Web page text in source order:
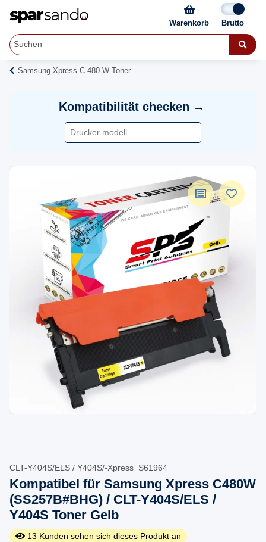
Warenkorb
Samsung Xpress C 480 W Toner
Kompatibilität checken →
CLT-Y404S/ELS / Y404S/-Xpress_S61964
Kompatibel für Samsung Xpress C480W
(SS257B#BHG) / CLT-Y404S/ELS /
Y404S Toner Gelb
13 Kunden sehen sich dieses Produkt an